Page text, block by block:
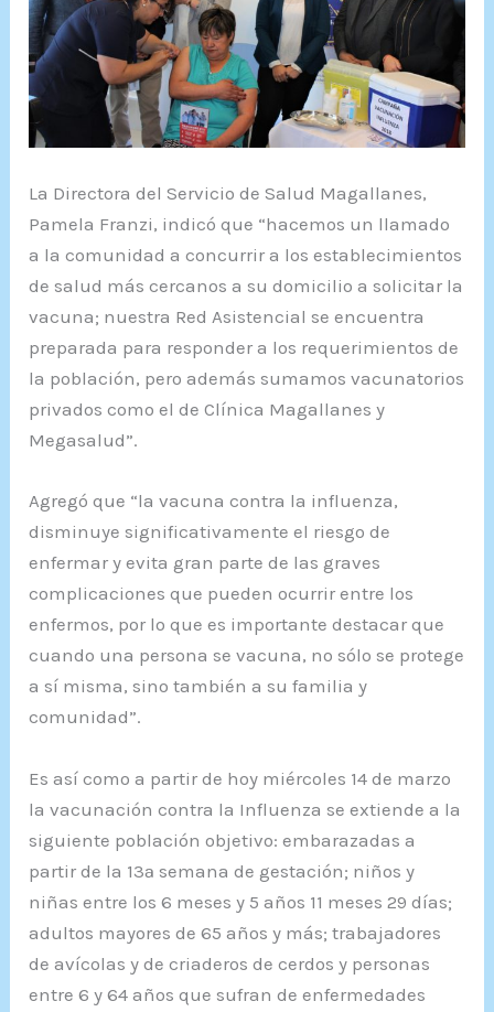
La Directora del Servicio de Salud Magallanes,
Pamela Franzi, indicó que “hacemos un llamado
a la comunidad a concurrir a los establecimientos
de salud más cercanos a su domicilio a solicitar la
vacuna; nuestra Red Asistencial se encuentra
preparada para responder a los requerimientos de
la población, pero además sumamos vacunatorios
privados como el de Clínica Magallanes y
Megasalud”.
Agregó que “la vacuna contra la influenza,
disminuye significativamente el riesgo de
enfermar y evita gran parte de las graves
complicaciones que pueden ocurrir entre los
enfermos, por lo que es importante destacar que
cuando una persona se vacuna, no sólo se protege
a sí misma, sino también a su familia y
comunidad”.
Es así como a partir de hoy miércoles 14 de marzo
la vacunación contra la Influenza se extiende a la
siguiente población objetivo: embarazadas a
partir de la 13ª semana de gestación; niños y
niñas entre los 6 meses y 5 años 11 meses 29 días;
adultos mayores de 65 años y más; trabajadores
de avícolas y de criaderos de cerdos y personas
entre 6 y 64 años que sufran de enfermedades